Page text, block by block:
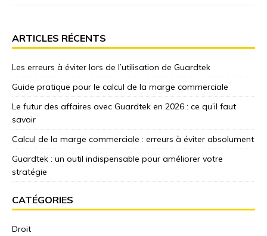
ARTICLES RÉCENTS
Les erreurs à éviter lors de l’utilisation de Guardtek
Guide pratique pour le calcul de la marge commerciale
Le futur des affaires avec Guardtek en 2026 : ce qu’il faut
savoir
Calcul de la marge commerciale : erreurs à éviter absolument
Guardtek : un outil indispensable pour améliorer votre
stratégie
CATÉGORIES
Droit